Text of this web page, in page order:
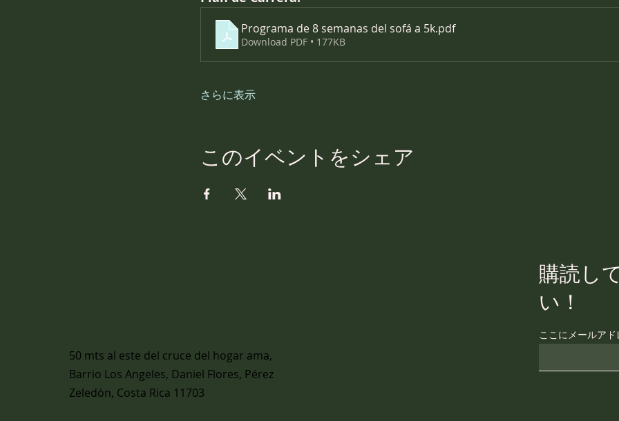
Programa de 8 semanas del sofá a 5k.pdf
Download PDF • 177KB
さらに表示
このイベントをシェア
50 mts al este del cruce del hogar ama,
Barrio Los Angeles, Daniel Flores, Pérez
Zeledón, Costa Rica 11703
購読し
い！
ここにメールア